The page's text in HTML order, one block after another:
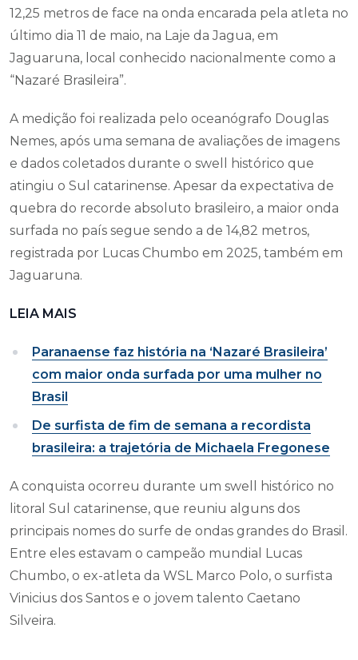
12,25 metros de face na onda encarada pela atleta no
último dia 11 de maio, na Laje da Jagua, em
Jaguaruna, local conhecido nacionalmente como a
“Nazaré Brasileira”.
A medição foi realizada pelo oceanógrafo Douglas
Nemes, após uma semana de avaliações de imagens
e dados coletados durante o swell histórico que
atingiu o Sul catarinense. Apesar da expectativa de
quebra do recorde absoluto brasileiro, a maior onda
surfada no país segue sendo a de 14,82 metros,
registrada por Lucas Chumbo em 2025, também em
Jaguaruna.
LEIA MAIS
Paranaense faz história na ‘Nazaré Brasileira’
com maior onda surfada por uma mulher no
Brasil
De surfista de fim de semana a recordista
brasileira: a trajetória de Michaela Fregonese
A conquista ocorreu durante um swell histórico no
litoral Sul catarinense, que reuniu alguns dos
principais nomes do surfe de ondas grandes do Brasil.
Entre eles estavam o campeão mundial Lucas
Chumbo, o ex-atleta da WSL Marco Polo, o surfista
Vinicius dos Santos e o jovem talento Caetano
Silveira.